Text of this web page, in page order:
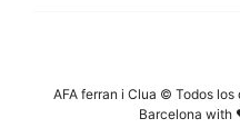
AFA ferran i Clua © Todos los
Barcelona with